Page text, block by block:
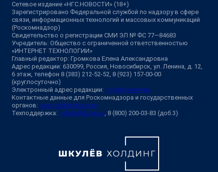
Сетевое издание «НГС.НОВОСТИ» (18+)
Зарегистрировано Федеральной службой по надзору в сфере
связи, информационных технологий и массовых коммуникаций
(Роскомнадзор)
Свидетельство о регистрации СМИ ЭЛ № ФС 77—84683
Учредитель: Общество с ограниченной ответственностью
«ИНТЕРНЕТ ТЕХНОЛОГИИ»
Главный редактор: Громкова Елена Александровна
Адрес редакции: 630099, Россия, Новосибирск, ул. Ленина, д. 12,
6 этаж, телефон 8 (383) 212-52-52, 8 (923) 157-00-00
(круглосуточно)
Электронный адрес редакции: ngs@shkulev.ru
Контактные данные для Роскомнадзора и государственных
органов: juristnsk@shkulev.ru
Техподдержка: help@shkulev.ru, 8 (800) 200-03-83 (доб.3)